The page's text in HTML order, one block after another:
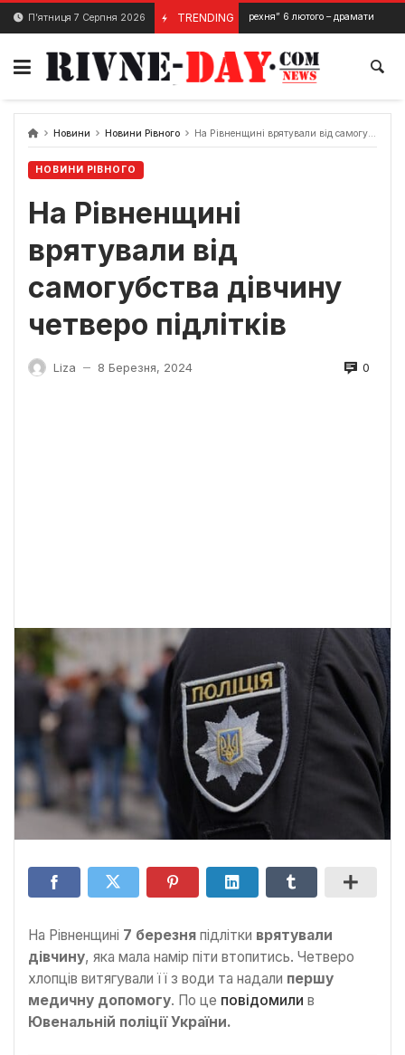
Skip
content
П’ятниця 7 Серпня 2026 TRENDING
1 Лютого, 2024 Вистава “Брехня” 6 лютого – драматичний театр
Новини Новини Рівного На Рівненщині врятували від самогубства дівчину четверо підлітків
НОВИНИ РІВНОГО
На Рівненщині
врятували від
самогубства дівчину
четверо підлітків
Liza — 8 Березня, 2024 0
На Рівненщині 7 березня підлітки врятували
дівчину, яка мала намір піти втопитись. Четверо
хлопців витягували її з води та надали першу
медичну допомогу. По це повідомили в
Ювенальній поліції України.